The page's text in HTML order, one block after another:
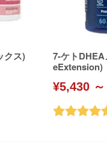
クス)
7-ケト
eExtension)
¥5,430 ～